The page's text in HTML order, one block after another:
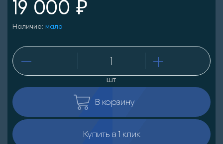
19 000 ₽
Наличие: мало
шт
В корзину
Купить в 1 клик